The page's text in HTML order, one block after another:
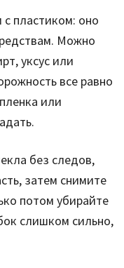
пластиком: оно
Можно
уксус или
все равно
или
без следов,
затем снимите
потом убирайте
слишком сильно,